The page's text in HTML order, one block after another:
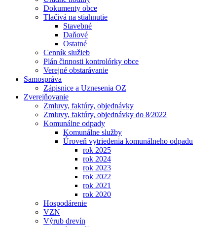
Dokumenty obce
Tlačivá na stiahnutie
Stavebné
Daňové
Ostatné
Cenník služieb
Plán činnosti kontrolórky obce
Verejné obstarávanie
Samospráva
Zápisnice a Uznesenia OZ
Zverejňovanie
Zmluvy, faktúry, objednávky
Zmluvy, faktúry, objednávky do 8⁄2022
Komunálne odpady
Komunálne služby
Úroveň vytriedenia komunálneho odpadu
rok 2025
rok 2024
rok 2023
rok 2022
rok 2021
rok 2020
Hospodárenie
VZN
Výrub drevín